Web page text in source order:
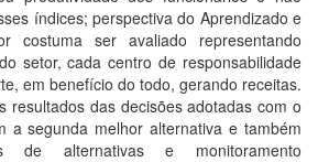
índices; perspectiva do Aprendizado e
costuma ser avaliado representando
setor, cada centro de responsabilidade
em benefício do todo, gerando receitas.
resultados das decisões adotadas com o
a segunda melhor alternativa e também
de alternativas e monitoramento